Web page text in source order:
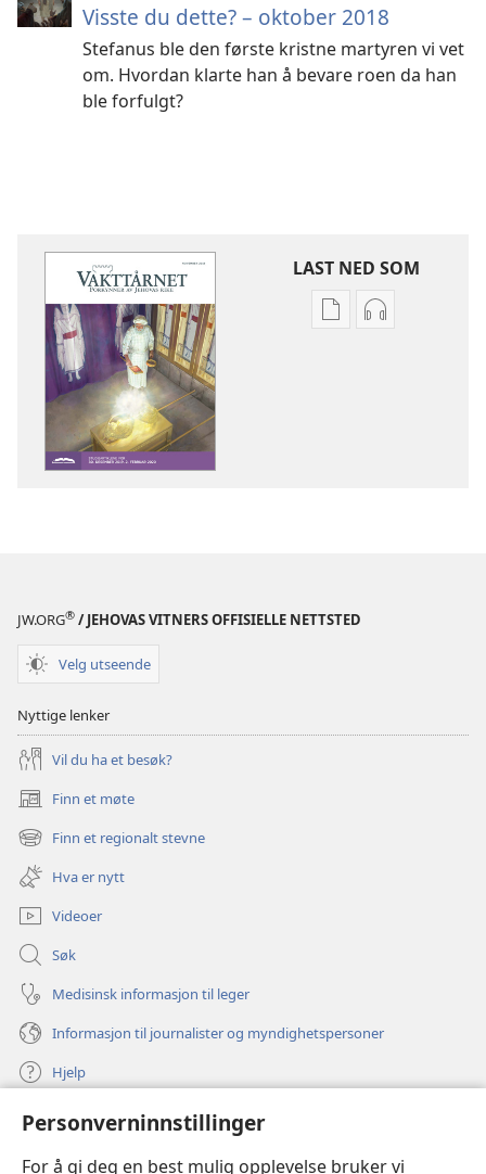
Personverninnstillinger
For å gi deg en best mulig opplevelse bruker vi
Visste du dette? – oktober 2018
Stefanus ble den første kristne martyren vi vet
om. Hvordan klarte han å bevare roen da han
ble forfulgt?
LAST NED SOM
JW.ORG® / JEHOVAS VITNERS OFFISIELLE NETTSTED
Velg utseende
Nyttige lenker
Vil du ha et besøk?
Finn et møte
(åpner
nytt
vindu)
Finn et regionalt stevne
(åpner
nytt
vindu)
Hva er nytt
Videoer
Søk
Medisinsk informasjon til leger
Informasjon til journalister og myndighetspersoner
Hjelp
Bidrag
(åpner
nytt